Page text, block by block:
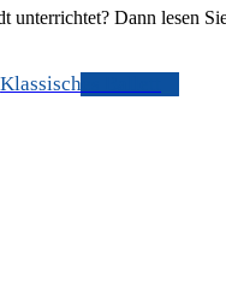
unterrichtet? Dann lesen
Klassisches Ballett